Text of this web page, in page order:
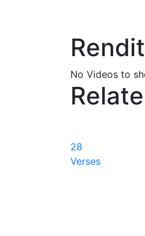
No Videos to
28
Verses